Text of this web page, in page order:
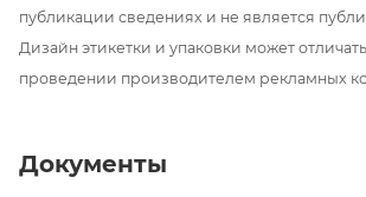
публикации сведениях и не является
Дизайн этикетки и упаковки может
проведении производителем рекламных
Документы